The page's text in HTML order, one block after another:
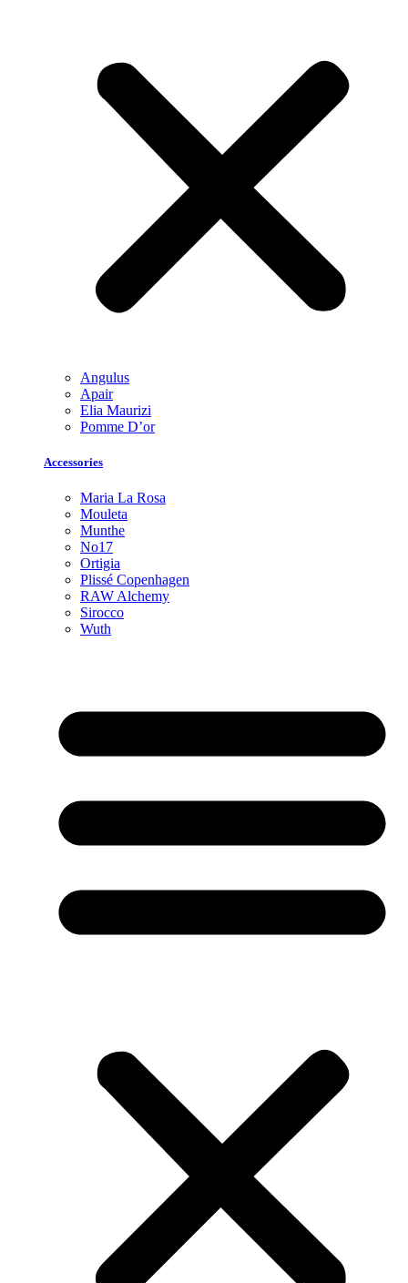
Angulus
Apair
Elia Maurizi
Pomme D’or
Accessories
Maria La Rosa
Mouleta
Munthe
No17
Ortigia
Plissé Copenhagen
RAW Alchemy
Sirocco
Wuth